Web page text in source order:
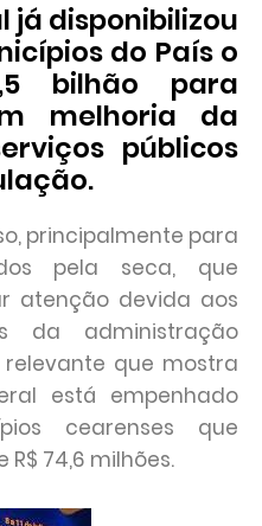
já disponibilizou
do País o
bilhão para
melhoria da
públicos
principalmente para
pela seca, que
atenção devida aos
da administração
que mostra
está empenhado
cearenses que
74,6 milhões.